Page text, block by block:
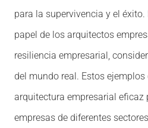
para la supervivencia y el éxito.
papel de los arquitectos
resiliencia empresarial,
del mundo real. Estos
arquitectura empresarial eficaz
empresas de diferentes